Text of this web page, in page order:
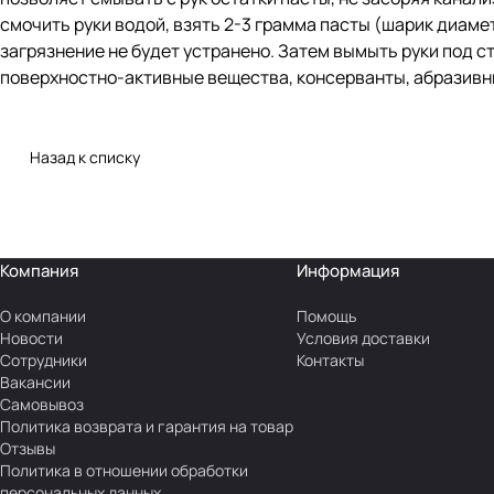
смочить руки водой, взять 2-3 грамма пасты (шарик
загрязнение не будет устранено. Затем вымыть руки под
поверхностно-активные вещества, консерванты,
Назад к списку
Компания
О компании
Новости
Сотрудники
Вакансии
Самовывоз
Политика возврата и гарантия на товар
Отзывы
Политика в отношении обработки
Информация
Помощь
Условия доставки
Контакты